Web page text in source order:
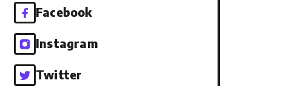
Facebook
Instagram
Twitter